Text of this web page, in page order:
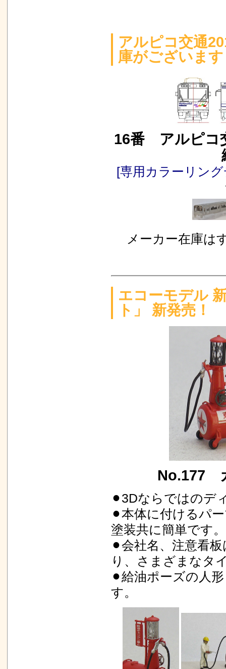
アルピコ交通
庫がございます
16番 アルピコ
[専用カラーリン
メーカー在庫は
エコーモデル
ト」 新発売！
No.177
⚫︎3Dならではのデ
⚫︎本体に付けるパ
塗装共に簡単です。
⚫︎会社名、注意看
り、さまざまなタ
⚫︎給油ポーズの人
す。